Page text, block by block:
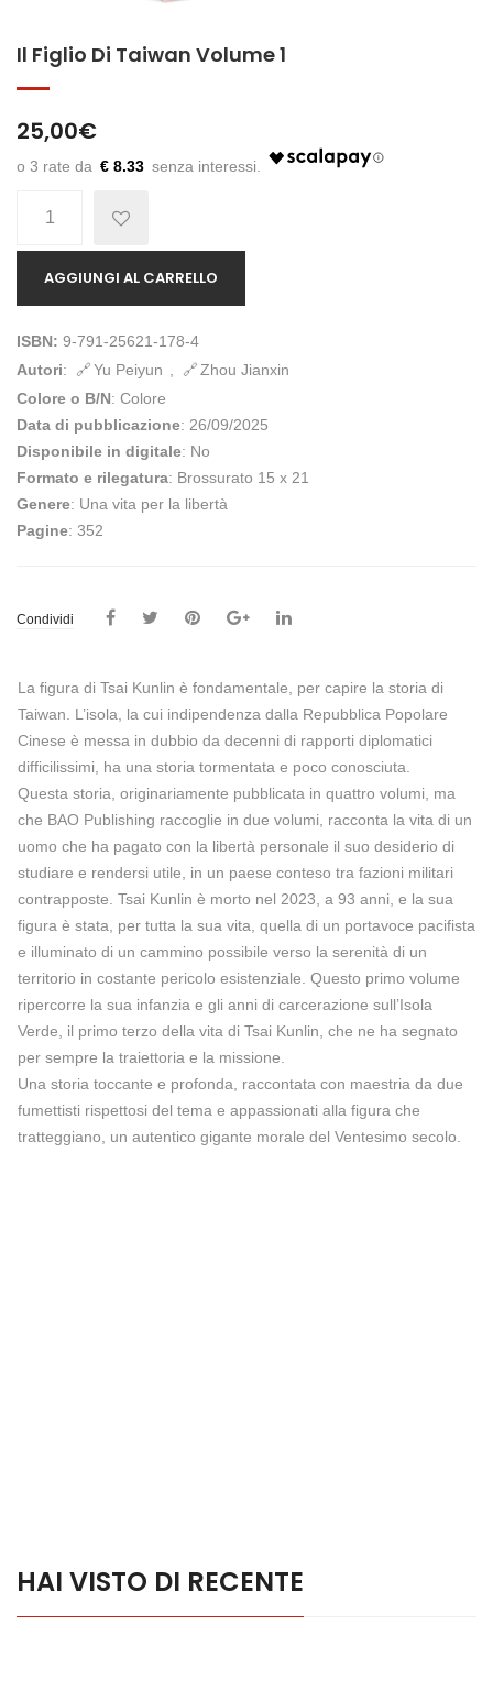
Il Figlio Di Taiwan Volume 1
25,00€
€ 8.33
AGGIUNGI AL CARRELLO
ISBN: 9-791-25621-178-4
Autori: Yu Peiyun ,
Zhou Jianxin
Colore o B/N: Colore
Data di pubblicazione: 26/09/2025
Disponibile in digitale: No
Formato e rilegatura: Brossurato 15 x 21
Genere: Una vita per la libertà
Pagine: 352
Condividi
La figura di Tsai Kunlin è fondamentale, per capire la storia di
Taiwan. L’isola, la cui indipendenza dalla Repubblica Popolare
Cinese è messa in dubbio da decenni di rapporti diplomatici
difficilissimi, ha una storia tormentata e poco conosciuta.
Questa storia, originariamente pubblicata in quattro volumi, ma
che BAO Publishing raccoglie in due volumi, racconta la vita di un
uomo che ha pagato con la libertà personale il suo desiderio di
studiare e rendersi utile, in un paese conteso tra fazioni militari
contrapposte. Tsai Kunlin è morto nel 2023, a 93 anni, e la sua
figura è stata, per tutta la sua vita, quella di un portavoce pacifista
e illuminato di un cammino possibile verso la serenità di un
territorio in costante pericolo esistenziale. Questo primo volume
ripercorre la sua infanzia e gli anni di carcerazione sull’Isola
Verde, il primo terzo della vita di Tsai Kunlin, che ne ha segnato
per sempre la traiettoria e la missione.
Una storia toccante e profonda, raccontata con maestria da due
fumettisti rispettosi del tema e appassionati alla figura che
tratteggiano, un autentico gigante morale del Ventesimo secolo.
HAI VISTO DI RECENTE